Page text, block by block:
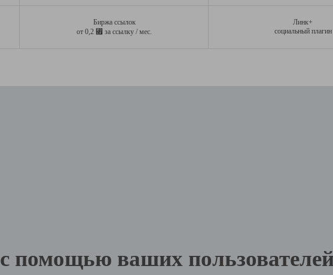
Биржа ссылок
от 0,2 ⃏ за ссылку / мес.
Линк+
социальный плагин
помощью ваших